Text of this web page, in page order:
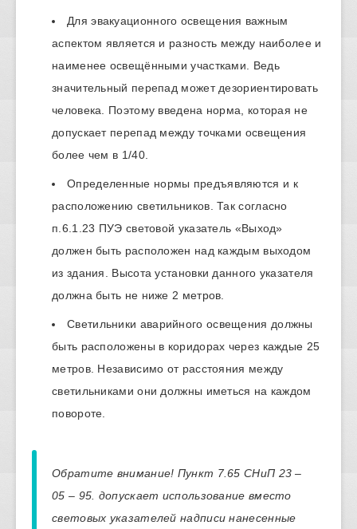
Для эвакуационного освещения важным
аспектом является и разность между наиболее и
наименее освещёнными участками. Ведь
значительный перепад может дезориентировать
человека. Поэтому введена норма, которая не
допускает перепад между точками освещения
более чем в 1/40.
Определенные нормы предъявляются и к
расположению светильников. Так согласно
п.6.1.23 ПУЭ световой указатель «Выход»
должен быть расположен над каждым выходом
из здания. Высота установки данного указателя
должна быть не ниже 2 метров.
Светильники аварийного освещения должны
быть расположены в коридорах через каждые 25
метров. Независимо от расстояния между
светильниками они должны иметься на каждом
повороте.
Обратите внимание! Пункт 7.65 СНиП 23 –
05 – 95. допускает использование вместо
световых указателей надписи нанесенные